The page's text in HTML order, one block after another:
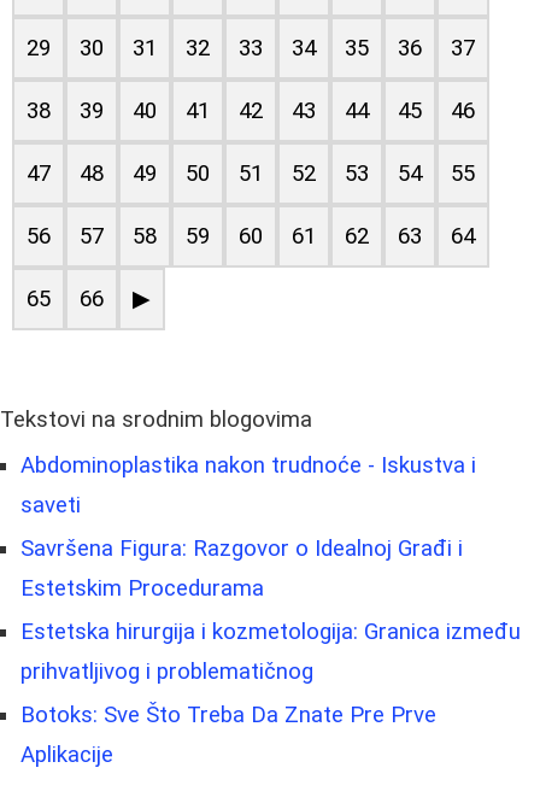
29 30 31 32 33 34 35 36 37
38 39 40 41 42 43 44 45 46
47 48 49 50 51 52 53 54 55
56 57 58 59 60 61 62 63 64
65 66 ▶
Tekstovi na srodnim blogovima
Abdominoplastika nakon trudnoće - Iskustva i
saveti
Savršena Figura: Razgovor o Idealnoj Građi i
Estetskim Procedurama
Estetska hirurgija i kozmetologija: Granica između
prihvatljivog i problematičnog
Botoks: Sve Što Treba Da Znate Pre Prve
Aplikacije